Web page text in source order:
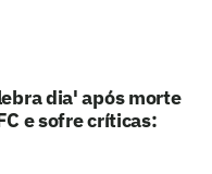
dia' após morte
e sofre críticas: